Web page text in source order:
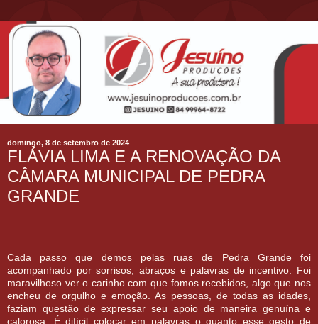
domingo, 8 de setembro de 2024
FLÁVIA LIMA E A RENOVAÇÃO DA
CÂMARA MUNICIPAL DE PEDRA
GRANDE
Cada passo que demos pelas ruas de Pedra Grande foi
acompanhado por sorrisos, abraços e palavras de incentivo. Foi
maravilhoso ver o carinho com que fomos recebidos, algo que nos
encheu de orgulho e emoção. As pessoas, de todas as idades,
faziam questão de expressar seu apoio de maneira genuína e
calorosa. É difícil colocar em palavras o quanto esse gesto de